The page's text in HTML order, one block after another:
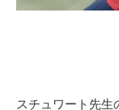
スチュワート先